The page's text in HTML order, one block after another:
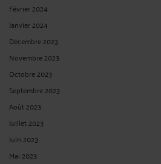
Février 2024
Janvier 2024
Décembre 2023
Novembre 2023
Octobre 2023
Septembre 2023
Août 2023
Juillet 2023
Juin 2023
Mai 2023